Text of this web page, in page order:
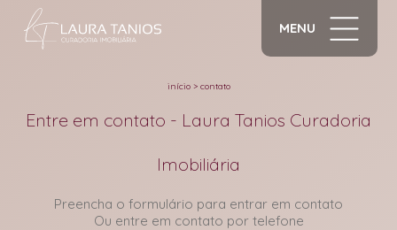
MENU
início> contato
Entre em contato - Laura Tanios Curadoria
Imobiliária
Preencha o formulário para entrar em contato
Ou entre em contato por telefone